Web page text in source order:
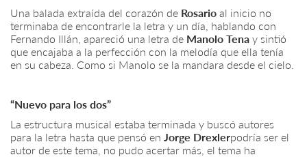
Una balada extraída del corazón de Rosario al inicio no
terminaba de encontrarle la letra y un día, hablando con
Fernando Illán, apareció una letra de Manolo Tena y sintió
que encajaba a la perfección con la melodía que ella tenía
en su cabeza. Como si Manolo se la mandara desde el cielo.
“Nuevo para los dos”
La estructura musical estaba terminada y buscó autores
para la letra hasta que pensó en Jorge Drexlerpodría ser el
autor de este tema, no pudo acertar más, el tema ha